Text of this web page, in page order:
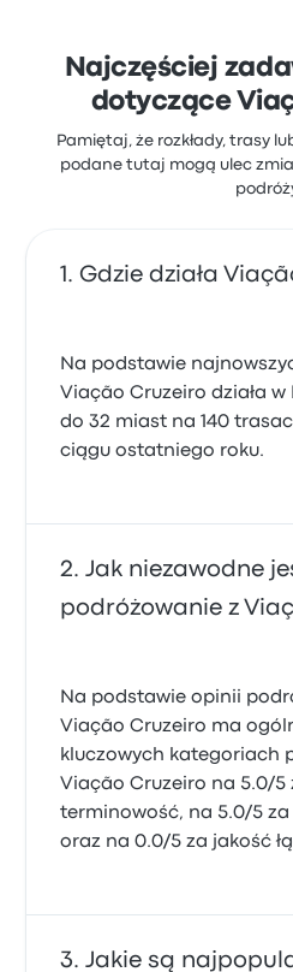
Najczęściej
dotyczące
Pamiętaj, że rozkłady, trasy
podane tutaj mogą ulec
Gdzie działa
Na podstawie
Viação Cruzeiro działa w
do 32 miast na 140
ciągu ostatniego roku.
Jak niezawodne
podróżowanie z
Na podstawie opinii
Viação Cruzeiro ma
kluczowych kategoriach
Viação Cruzeiro na 5.0/5
terminowość, na 5.0/5
oraz na 0.0/5 za jakość
Jakie są